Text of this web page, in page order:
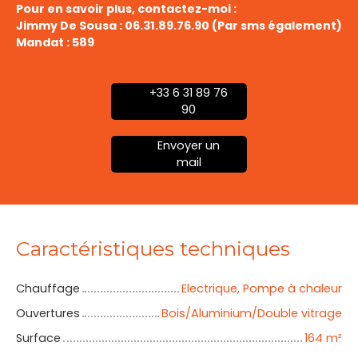
Pour en savoir plus, contactez-moi :
Jimmy De Sousa : 06.31.89.76.90 (Par sms également)
Mandat : 589
+33 6 31 89 76
90
Envoyer un
mail
Caractéristiques techniques
Chauffage
Electrique, Pompe à chaleur
Ouvertures
Bois/Aluminium/Double vitrage
Surface
164 m²